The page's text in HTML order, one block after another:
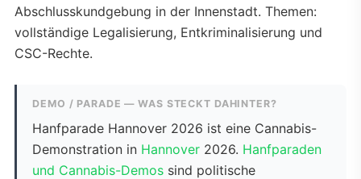
Abschlusskundgebung in der Innenstadt. Themen:
vollständige Legalisierung, Entkriminalisierung und
CSC-Rechte.
DEMO / PARADE — WAS STECKT DAHINTER?
Hanfparade Hannover 2026 ist eine Cannabis-
Demonstration in Hannover 2026. Hanfparaden
und Cannabis-Demos sind politische